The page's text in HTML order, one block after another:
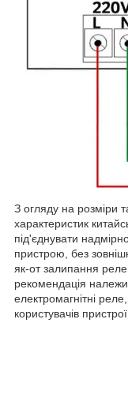
З огляду на розміри
характеристик
під'єднувати
пристрою, без
як-от залипання
рекомендація
електромагнітні
користувачів